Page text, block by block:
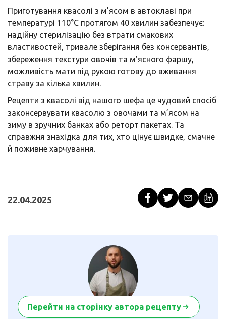
Приготування квасолі з м’ясом в автоклаві при
температурі 110°C протягом 40 хвилин забезпечує:
надійну стерилізацію без втрати смакових
властивостей, тривале зберігання без консервантів,
збереження текстури овочів та м’ясного фаршу,
можливість мати під рукою готову до вживання
страву за кілька хвилин.
Рецепти з квасолі від нашого шефа це чудовий спосіб
законсервувати квасолю з овочами та м’ясом на
зиму в зручних банках або реторт пакетах. Та
справжня знахідка для тих, хто цінує швидке, смачне
й поживне харчування.
22.04.2025
Перейти на сторінку автора рецепту